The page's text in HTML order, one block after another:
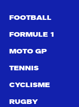
FOOTBALL
FORMULE 1
MOTO GP
TENNIS
CYCLISME
RUGBY